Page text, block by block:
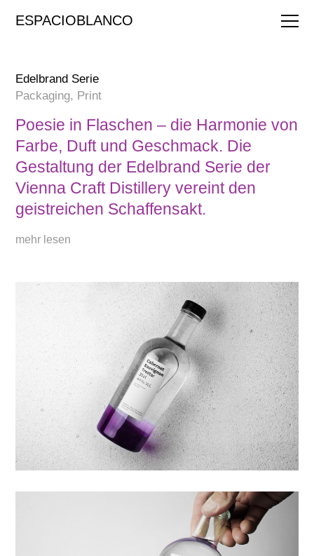
Edelbrand Serie
Packaging, Print
Poesie in Flaschen – die Harmonie von
Farbe, Duft und Geschmack. Die
Gestaltung der Edelbrand Serie der
Vienna Craft Distillery vereint den
geistreichen Schaffensakt.
mehr lesen